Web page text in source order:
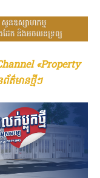
«Property
ត៌មានថ្មីៗ